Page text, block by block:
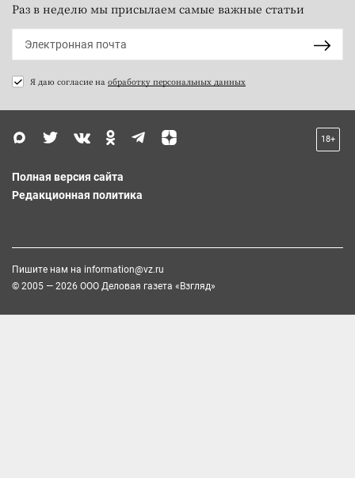
Раз в неделю мы присылаем самые важные статьи
Я даю согласие на обработку персональных данных
18+
Полная версия сайта
Редакционная политика
Пишите нам на information@vz.ru
© 2005 — 2026 ООО Деловая газета «Взгляд»